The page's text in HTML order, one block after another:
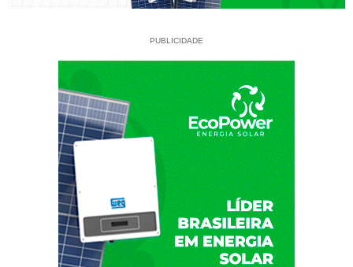
PUBLICIDADE